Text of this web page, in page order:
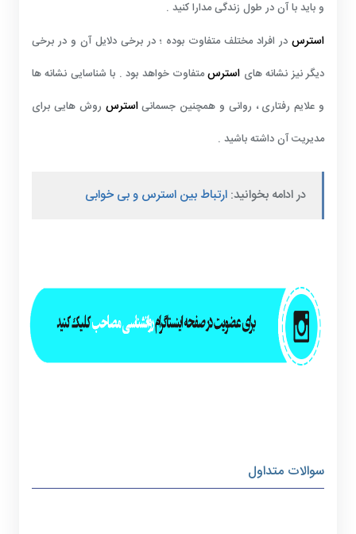
و باید با آن در طول زندگی مدارا کنید .
استرسدر افراد مختلف متفاوت بوده ؛ در برخی دلایل آن و در برخی
دیگر نیز نشانه های استرسمتفاوت خواهد بود . با شناسایی نشانه ها
و علایم رفتاری ، روانی و همچنین جسمانیاسترس روش هایی برای
مدیریت آن داشته باشید .
در ادامه بخوانید:ارتباط بین استرس و بی خوابی
سوالات متداول